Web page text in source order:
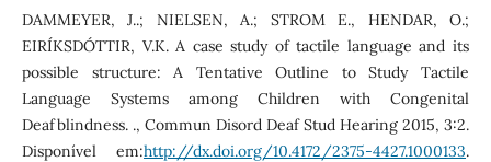
DAMMEYER, J..; NIELSEN, A.; STROM E., HENDAR, O.;
EIRÍKSDÓTTIR, V.K. A case study of tactile language and its
possible structure: A Tentative Outline to Study Tactile
Language Systems among Children with Congenital
Deafblindness. ., Commun Disord Deaf Stud Hearing 2015, 3:2.
Disponível em:http://dx.doi.org/10.4172/2375-4427.1000133.